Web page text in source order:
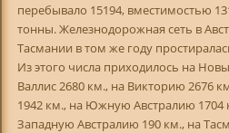
перебывало 15194, вместимостью
тонны. Железнодорожная сеть в
Тасмании в том же году
Из этого числа приходилось на
Валлис 2680 км., на Викторию 2676
1942 км., на Южную Австралию 1704
Западную Австралию 190 км., на